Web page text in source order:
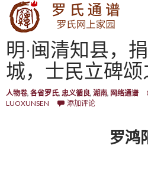
SKIP TO CONTENT
明·闽清知县，
城，士民立碑
人物卷, 各省罗氏, 忠义循良, 湖南, 网络通谱
LUOXUNSEN
添加评论
罗鸿